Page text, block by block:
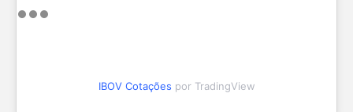
IBOV Cotações por TradingView